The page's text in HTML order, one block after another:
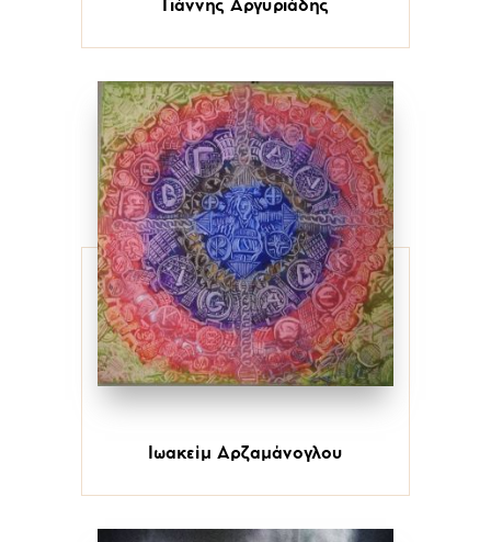
Ιωακείμ Αρζαμάνογλου